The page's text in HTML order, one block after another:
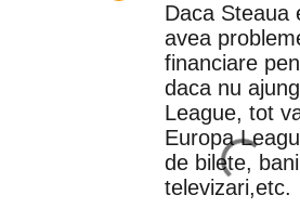
Daca Steaua
avea
financiare
daca nu
League, tot
Europa
de bilete,
televizari,etc.